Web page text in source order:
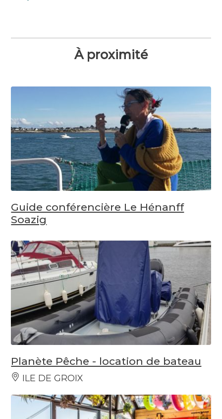
À proximité
Guide conférencière Le Hénanff
Soazig
Planète Pêche - location de bateau
ILE DE GROIX